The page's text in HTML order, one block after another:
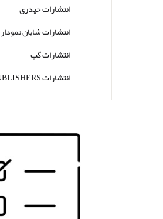
انتشارات حیدری
انتشارات شایان نمودار
انتشارات گپ
انتشارات CBS PUBLISHERS
انتشارات Thieme
انتشارات ارجمند
انتشارات اندیشه رفیع